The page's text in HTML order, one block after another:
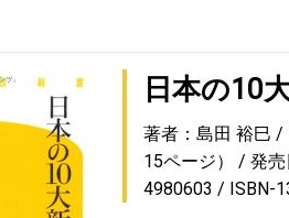
日本の10
著者：島田 裕巳
15ページ）
発
4980603
ISBN-